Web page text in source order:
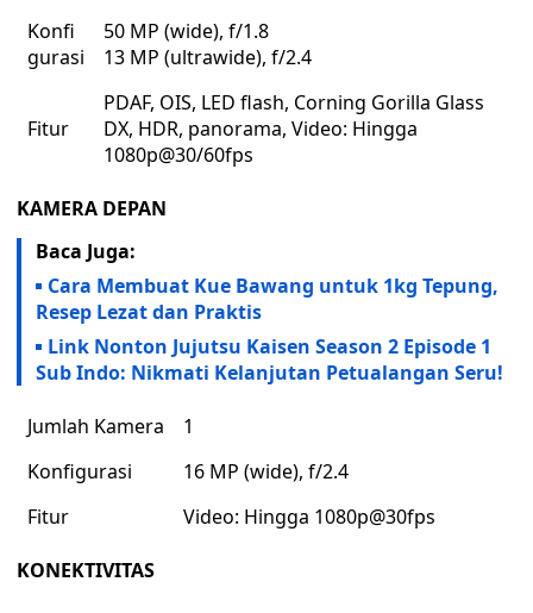
Konfi
gurasi
50 MP (wide), f/1.8
13 MP (ultrawide), f/2.4
Fitur
PDAF, OIS, LED flash, Corning Gorilla Glass
DX, HDR, panorama, Video: Hingga
1080p@30/60fps
KAMERA DEPAN
Baca Juga:
Cara Membuat Kue Bawang untuk 1kg Tepung,
Resep Lezat dan Praktis
Link Nonton Jujutsu Kaisen Season 2 Episode 1
Sub Indo: Nikmati Kelanjutan Petualangan Seru!
Jumlah Kamera
1
Konfigurasi
16 MP (wide), f/2.4
Fitur
Video: Hingga 1080p@30fps
KONEKTIVITAS